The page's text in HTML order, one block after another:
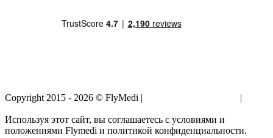
Copyright 2015 - 2026 © FlyMedi |
|
Используя этот сайт, вы соглашаетесь с условиями и
положениями Flymedi и политикой конфиденциальности.